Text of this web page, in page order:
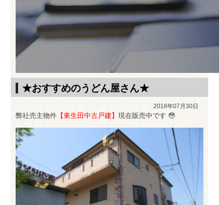
★おすすめのうどん屋さん★
2018年07月30日
弊社売主物件 【東生田中古戸建】現在販売中です 😳